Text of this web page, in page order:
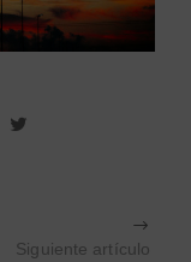
Siguiente artículo